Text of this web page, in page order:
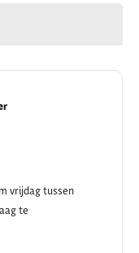
vrijdag tussen
te